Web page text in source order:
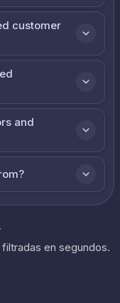
customer
and
en segundos.